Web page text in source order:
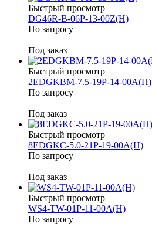
Быстрый просмотр
DG46R-B-06P-13-00Z(H)
По запросу
Под заказ
Быстрый просмотр
2EDGKBM-7.5-19P-14-00A(H)
По запросу
Под заказ
Быстрый просмотр
8EDGKC-5.0-21P-19-00A(H)
По запросу
Под заказ
Быстрый просмотр
WS4-TW-01P-11-00A(H)
По запросу